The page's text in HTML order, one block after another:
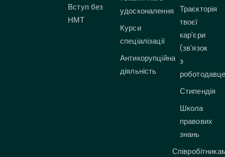
Вступ без
НМТ
удосконалення
Курси
спеціалізації
Антикорупційна
діяльність
Траєкторія
твоєї
кар`єри
(зв`язок
з
Стипендія
Школа
правових
знань